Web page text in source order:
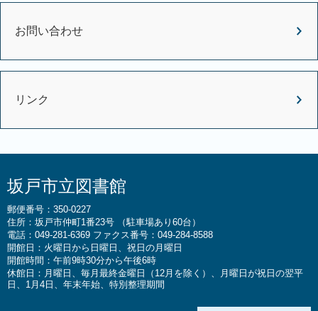
お問い合わせ
リンク
坂戸市立図書館
郵便番号：350-0227
住所：坂戸市仲町1番23号 （駐車場あり60台）
電話：049-281-6369 ファクス番号：049-284-8588
開館日：火曜日から日曜日、祝日の月曜日
開館時間：午前9時30分から午後6時
休館日：月曜日、毎月最終金曜日（12月を除く）、月曜日が祝日の翌平
日、1月4日、年末年始、特別整理期間